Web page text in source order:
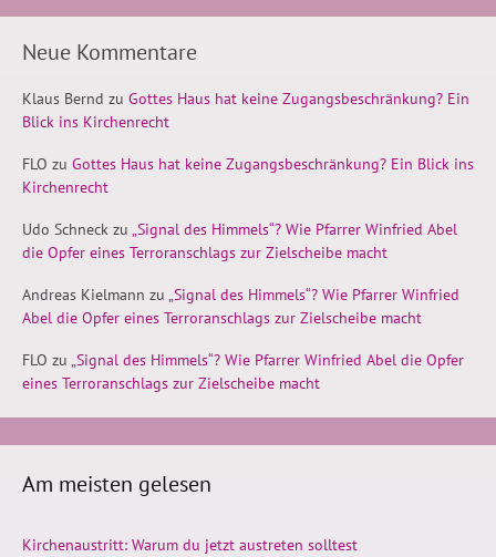
Neue Kommentare
Klaus Bernd zu Gottes Haus hat keine Zugangsbeschränkung? Ein
Blick ins Kirchenrecht
FLO zu Gottes Haus hat keine Zugangsbeschränkung? Ein Blick ins
Kirchenrecht
Udo Schneck zu „Signal des Himmels“? Wie Pfarrer Winfried Abel
die Opfer eines Terroranschlags zur Zielscheibe macht
Andreas Kielmann zu „Signal des Himmels“? Wie Pfarrer Winfried
Abel die Opfer eines Terroranschlags zur Zielscheibe macht
FLO zu „Signal des Himmels“? Wie Pfarrer Winfried Abel die Opfer
eines Terroranschlags zur Zielscheibe macht
Am meisten gelesen
Kirchenaustritt: Warum du jetzt austreten solltest